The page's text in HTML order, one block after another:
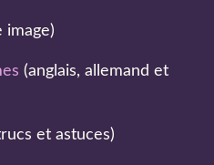
image)
(anglais, allemand et
et astuces)